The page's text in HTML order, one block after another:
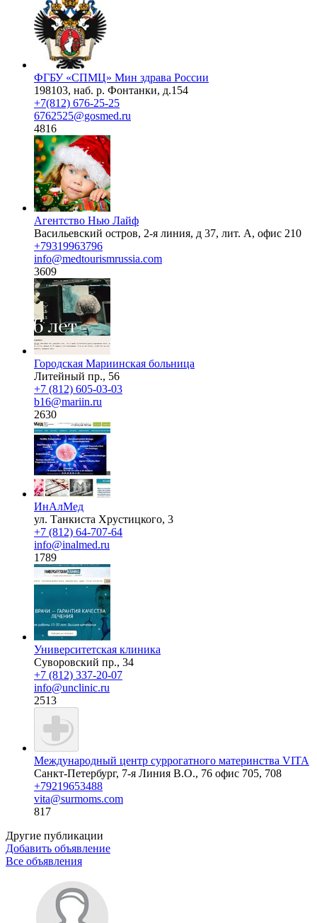
ФГБУ «СПМЦ» Мин здрава России
198103, наб. р. Фонтанки, д.154
+7(812) 676-25-25
6762525@gosmed.ru
4816
Агентство Нью Лайф
Васильевский остров, 2-я линия, д 37, лит. А, офис 210
+79319963796
info@medtourismrussia.com
3609
Городская Мариинская больница
Литейный пр., 56
+7 (812) 605-03-03
b16@mariin.ru
2630
ИнАлМед
ул. Танкиста Хрустицкого, 3
+7 (812) 64-707-64
info@inalmed.ru
1789
Университетская клиника
Суворовский пр., 34
+7 (812) 337-20-07
info@unclinic.ru
2513
Международный центр суррогатного материнства VITA
Санкт-Петербург, 7-я Линия В.О., 76 офис 705, 708
+79219653488
vita@surmoms.com
817
Другие публикации
Добавить объявление
Все объявления